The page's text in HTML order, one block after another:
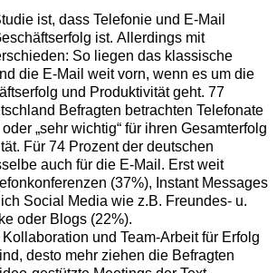
ist, dass Telefonie und E-Mail
ist. Allerdings mit
So liegen das klassische
die E-Mail weit vorn, wenn es um die
und Produktivität geht. 77
Befragten betrachten Telefonate
„sehr wichtig“ für ihren Gesamterfolg
Für 74 Prozent der deutschen
auch für die E-Mail. Erst weit
(37%), Instant Messages
Social Media wie z.B. Freundes- u.
oder Blogs (22%).
und Team-Arbeit für Erfolg
desto mehr ziehen die Befragten